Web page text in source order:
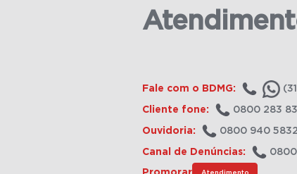
Fale com o BDMG:
Cliente fone: 0800 283
Ouvidoria: 0800 940 5832
Canal de Denúncias:
Atendimento